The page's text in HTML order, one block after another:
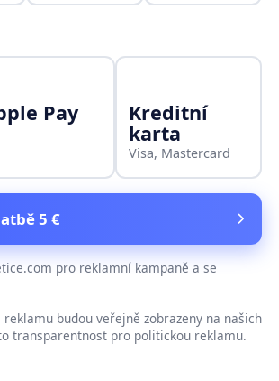
Pay Kreditní
karta
Visa, Mastercard
5 €
pro reklamní kampaně a se
budou veřejně zobrazeny na našich
transparentnost pro politickou reklamu.